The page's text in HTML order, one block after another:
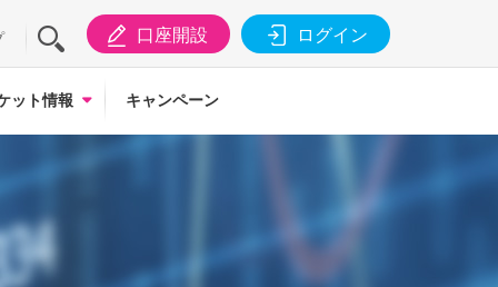
口座開設 ログイン
ット情報 キャンペーン